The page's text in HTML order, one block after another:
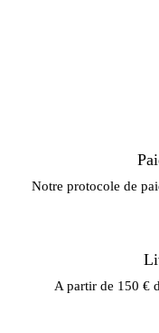
Notre protocole de
A partir de 150 €